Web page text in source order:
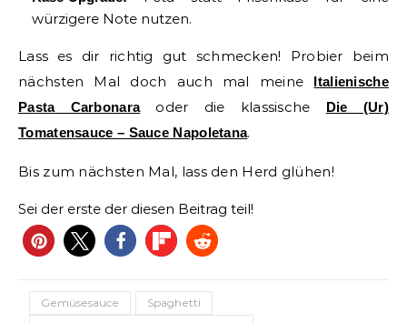
würzigere Note nutzen.
Lass es dir richtig gut schmecken! Probier beim
nächsten Mal doch auch mal meine Italienische
Pasta Carbonaraoder die klassische
Die (Ur)
Tomatensauce – Sauce Napoletana.
Bis zum nächsten Mal, lass den Herd glühen!
Sei der erste der diesen Beitrag teil!
Gemüsesauce
Spaghetti